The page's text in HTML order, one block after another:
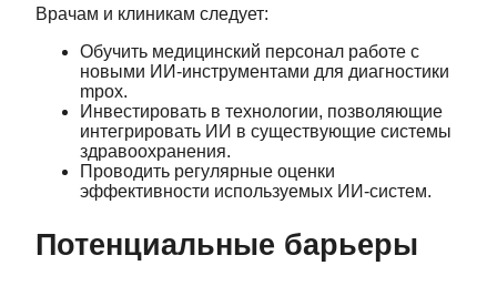
Врачам и клиникам следует:
Обучить медицинский персонал работе с
новыми ИИ-инструментами для диагностики
mpox.
Инвестировать в технологии, позволяющие
интегрировать ИИ в существующие системы
здравоохранения.
Проводить регулярные оценки
эффективности используемых ИИ-систем.
Потенциальные барьеры